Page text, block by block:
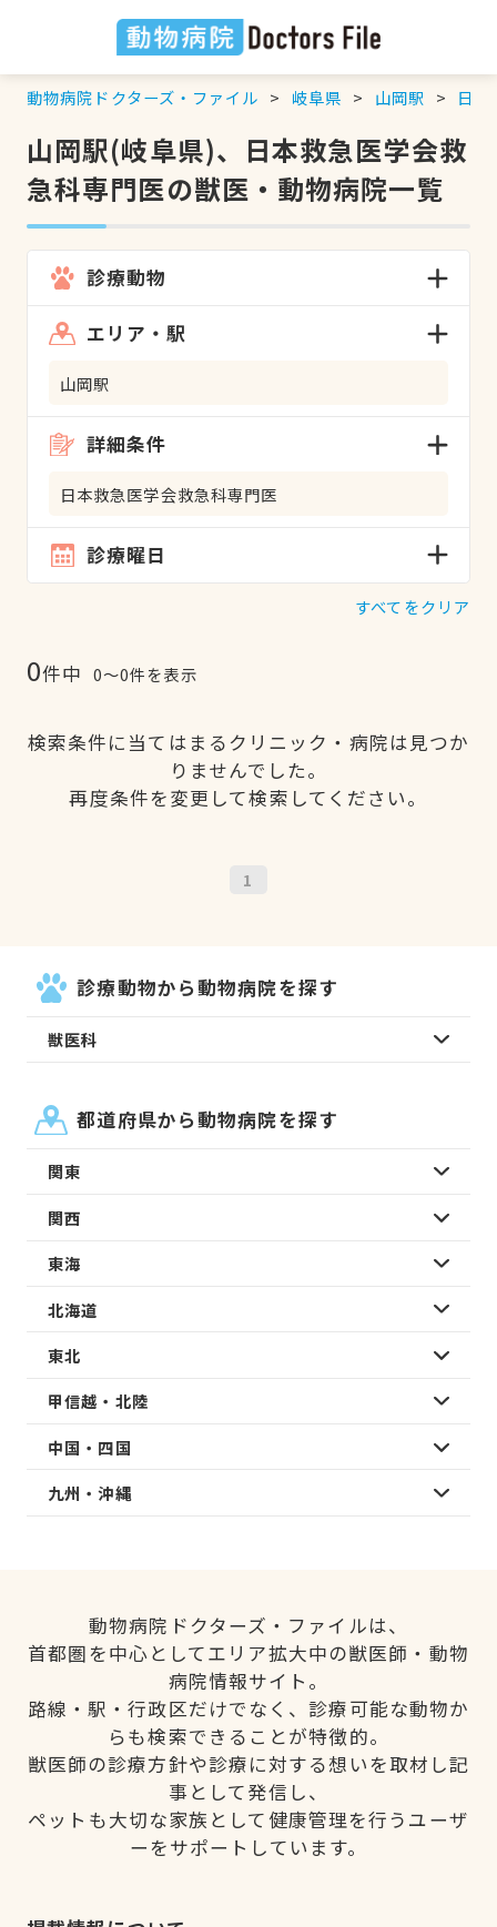
動物病院ドクターズ・ファイル 岐阜県 山岡駅 日本
山岡駅(岐阜県)、日本救急医学会救
急科専門医の獣医・動物病院一覧
診療動物
エリア・駅
山岡駅
詳細条件
日本救急医学会救急科専門医
診療曜日
すべてをクリア
0件中 0〜0件を表示
検索条件に当てはまるクリニック・病院は見つか
りませんでした。
再度条件を変更して検索してください。
1
診療動物から動物病院を探す
獣医科
都道府県から動物病院を探す
関東
関西
東海
北海道
東北
甲信越・北陸
中国・四国
九州・沖縄
動物病院ドクターズ・ファイルは、
首都圏を中心としてエリア拡大中の獣医師・動物
病院情報サイト。
路線・駅・行政区だけでなく、診療可能な動物か
らも検索できることが特徴的。
獣医師の診療方針や診療に対する想いを取材し記
事として発信し、
ペットも大切な家族として健康管理を行うユーザ
ーをサポートしています。